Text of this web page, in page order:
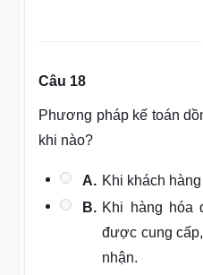
Câu 18
Phương pháp kế toán
khi nào?
A. Khi khách
B. Khi hàng hóa
được cung
nhận.